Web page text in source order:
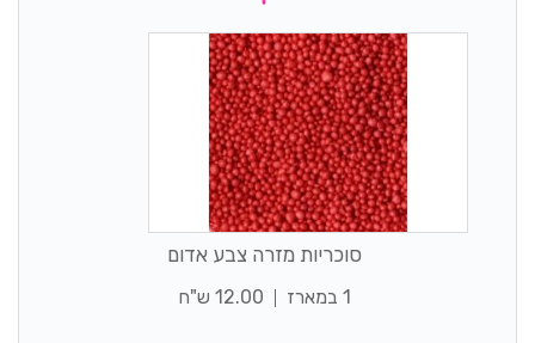
סוכריות מזרה צבע אדום
1 במארז 12.00 ש"ח